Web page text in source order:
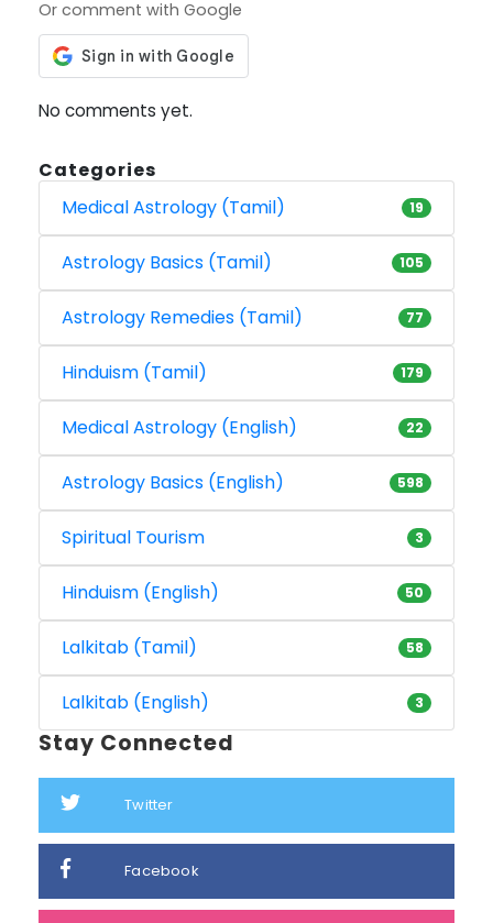
Or comment with Google
No comments yet.
Categories
Medical Astrology (Tamil)
19
Astrology Basics (Tamil) 105
Astrology Remedies (Tamil) 77
Hinduism (Tamil) 179
Medical Astrology (English) 22
Astrology Basics (English) 598
Spiritual Tourism 3
Hinduism (English) 50
Lalkitab (Tamil) 58
Lalkitab (English) 3
Stay Connected
Twitter
Facebook